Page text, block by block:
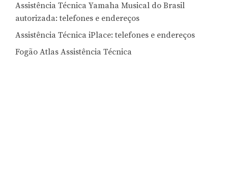
Assistência Técnica Yamaha Musical do Brasil
autorizada: telefones e endereços
Assistência Técnica iPlace: telefones e endereços
Fogão Atlas Assistência Técnica